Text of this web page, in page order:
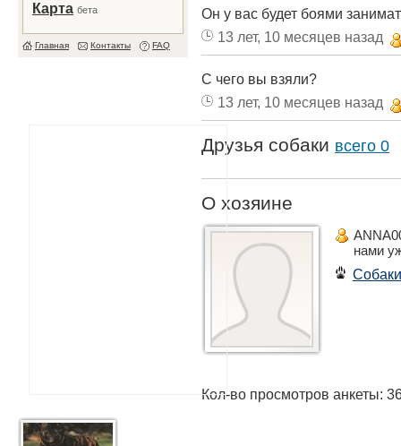
Карта бета
Главная Контакты FAQ
Он у вас будет боями
13 лет, 10 месяцев назад
С чего вы взяли?
13 лет, 10 месяцев назад
Друзья собаки всего 0
О хозяине
нами
Собаки
Кол-во просмотров анкеты: